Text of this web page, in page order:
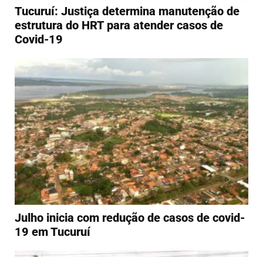
Tucuruí: Justiça determina manutenção de
estrutura do HRT para atender casos de
Covid-19
Julho inicia com redução de casos de covid-
19 em Tucuruí